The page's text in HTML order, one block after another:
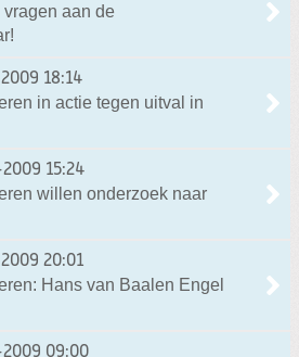
aan de
18:14
in actie tegen uitval in
15:24
willen onderzoek naar
20:01
Hans van Baalen Engel
09:00